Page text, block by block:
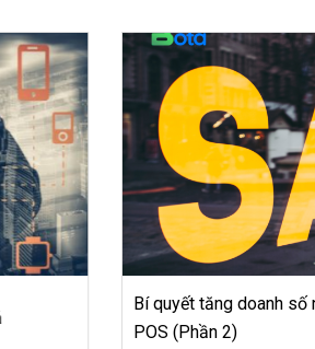
Bí quyết tăng doanh số ngành bán lẻ